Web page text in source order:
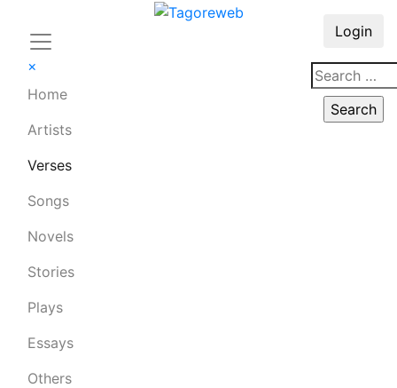
×
Home
Artists
Verses
Songs
Novels
Stories
Plays
Essays
Others
Login